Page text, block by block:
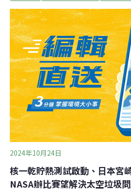
投的初鄉斷層。地礦中心表示，地
防災與保育的重要資料，公告目的
劃開發事宜。（中央社報導）民眾
訴願 台電：依程序通過盼認同
2024年10月24日
核一乾貯熱測試啟動、日本宮
NASA辦比賽望解決太空垃圾